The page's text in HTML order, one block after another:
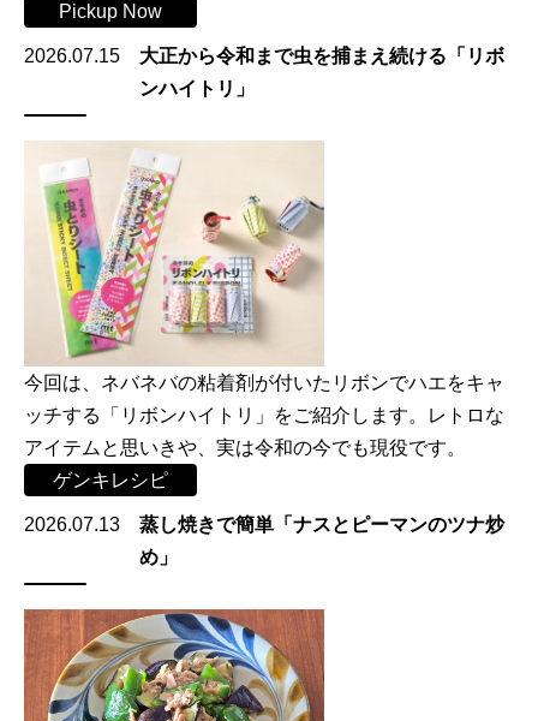
Pickup Now
2026.07.15
大正から令和まで虫を捕まえ続ける「リボ
ンハイトリ」
今回は、ネバネバの粘着剤が付いたリボンでハエをキャ
ッチする「リボンハイトリ」をご紹介します。レトロな
アイテムと思いきや、実は令和の今でも現役です。
ゲンキレシピ
2026.07.13
蒸し焼きで簡単「ナスとピーマンのツナ炒
め」